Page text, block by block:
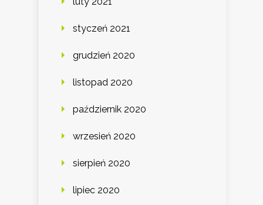
styczeń 2021
grudzień 2020
listopad 2020
październik 2020
wrzesień 2020
sierpień 2020
lipiec 2020